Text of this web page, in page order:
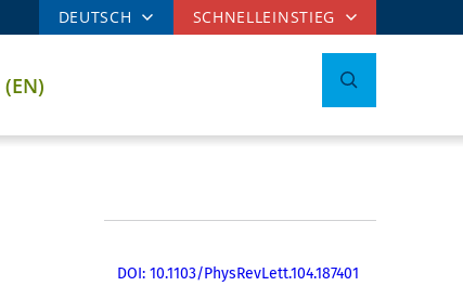
DEUTSCH SCHNELLEINSTIEG
(EN)
DOI: 10.1103/PhysRevLett.104.187401